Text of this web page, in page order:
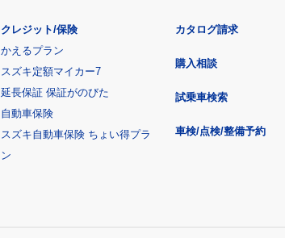
クレジット/保険
かえるプラン
スズキ定額マイカー7
延長保証 保証がのびた
自動車保険
スズキ自動車保険 ちょい得プラ
ン
カタログ請求
購入相談
試乗車検索
車検/点検/整備予約